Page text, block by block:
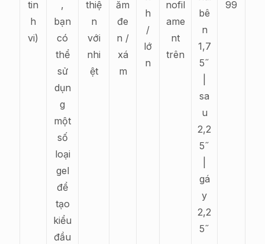
tin
h
vi)
,
bạn
có
thể
sử
dụn
g
một
số
loại
gel
để
tạo
kiểu
đầu
thiệ
n
với
nhi
ệt
ăm
đe
n /
xá
m
h
/
lớ
n
nofil
ame
nt
trên
bê
n
1,7
5˝
sa
u
2,2
5˝
gá
y
2,2
5˝
99